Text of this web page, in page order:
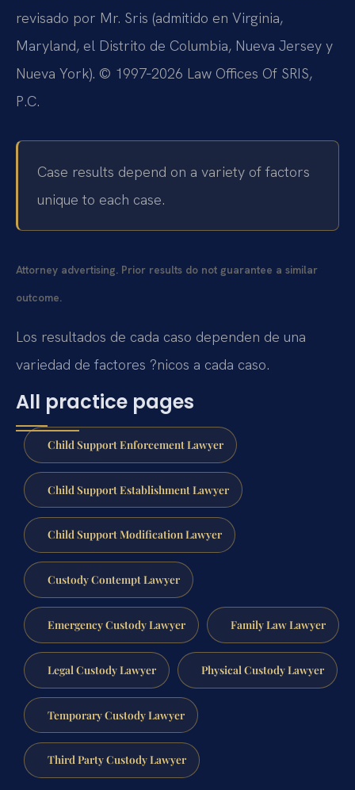
revisado por Mr. Sris (admitido en Virginia,
Maryland, el Distrito de Columbia, Nueva Jersey y
Nueva York). © 1997‑2026 Law Offices Of SRIS,
P.C.
Case results depend on a variety of factors
unique to each case.
Attorney advertising. Prior results do not guarantee a similar
outcome.
Los resultados de cada caso dependen de una
variedad de factores ?nicos a cada caso.
All practice pages
Child Support Enforcement Lawyer
Child Support Establishment Lawyer
Child Support Modification Lawyer
Custody Contempt Lawyer
Emergency Custody Lawyer Family Law Lawyer
Legal Custody Lawyer Physical Custody Lawyer
Temporary Custody Lawyer
Third Party Custody Lawyer